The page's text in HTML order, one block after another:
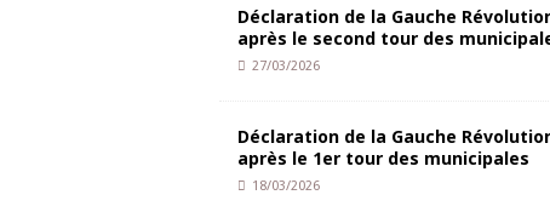
Déclaration de la Gauche
après le second tour des
27/03/2026
Déclaration de la Gauche
après le 1er tour des municipales
18/03/2026